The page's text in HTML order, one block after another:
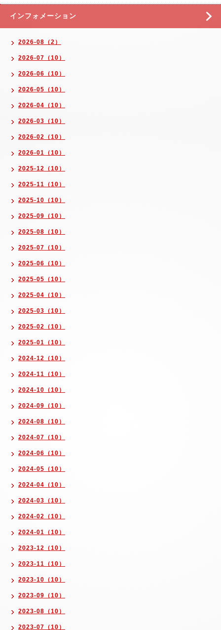
インフォメーション
2026-08（2）
2026-07（10）
2026-06（10）
2026-05（10）
2026-04（10）
2026-03（10）
2026-02（10）
2026-01（10）
2025-12（10）
2025-11（10）
2025-10（10）
2025-09（10）
2025-08（10）
2025-07（10）
2025-06（10）
2025-05（10）
2025-04（10）
2025-03（10）
2025-02（10）
2025-01（10）
2024-12（10）
2024-11（10）
2024-10（10）
2024-09（10）
2024-08（10）
2024-07（10）
2024-06（10）
2024-05（10）
2024-04（10）
2024-03（10）
2024-02（10）
2024-01（10）
2023-12（10）
2023-11（10）
2023-10（10）
2023-09（10）
2023-08（10）
2023-07（10）